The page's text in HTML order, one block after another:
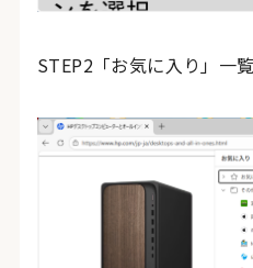
STEP2「お気に入り」一